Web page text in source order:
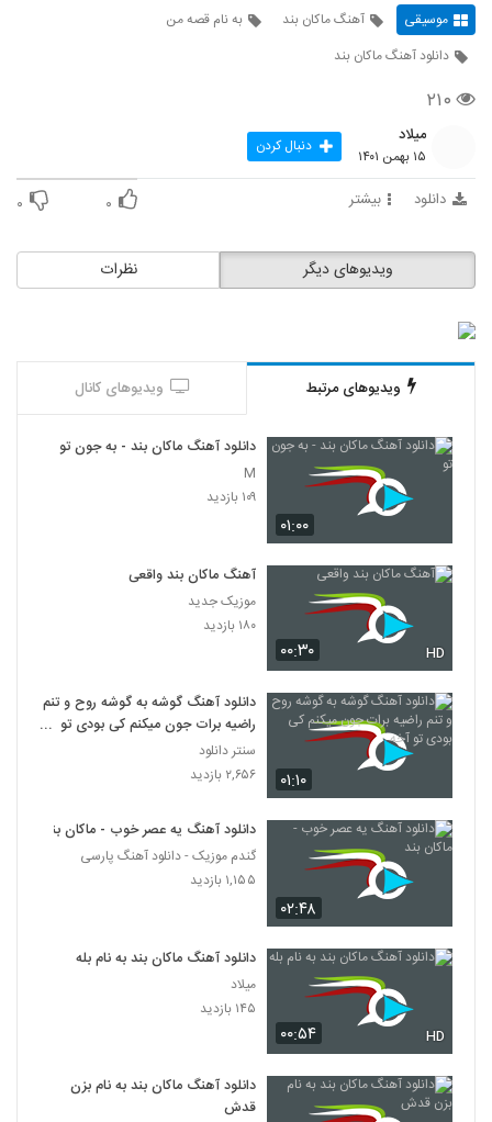
موسیقی آهنگ ماکان بند
به نام قصه من
دانلود آهنگ ماکان بند
۲۱۰
میلاد
۱۵ بهمن ۱۴۰۱ دنبال کردن
دانلود بیشتر ۰ ۰
نظرات ویدیوهای دیگر
ویدیوهای مرتبط ویدیوهای کانال
۰۱:۰۰
دانلود آهنگ ماکان بند - به جون تو
M
۱۰۹ بازدید
۰۰:۳۰ HD
آهنگ ماکان بند واقعی
موزیک جدید
۱۸۰ بازدید
۰۱:۱۰
دانلود آهنگ گوشه به گوشه روح و تنم
راضیه برات جون میکنم کی بودی تو
آخه
سنتر دانلود
۲,۶۵۶ بازدید
۰۲:۴۸
دانلود آهنگ یه عصر خوب - ماکان بند
گندم موزیک - دانلود آهنگ پارسی
۱,۱۵۵ بازدید
۰۰:۵۴ HD
دانلود آهنگ ماکان بند به نام بله
میلاد
۱۴۵ بازدید
دانلود آهنگ ماکان بند به نام بزن
قدش